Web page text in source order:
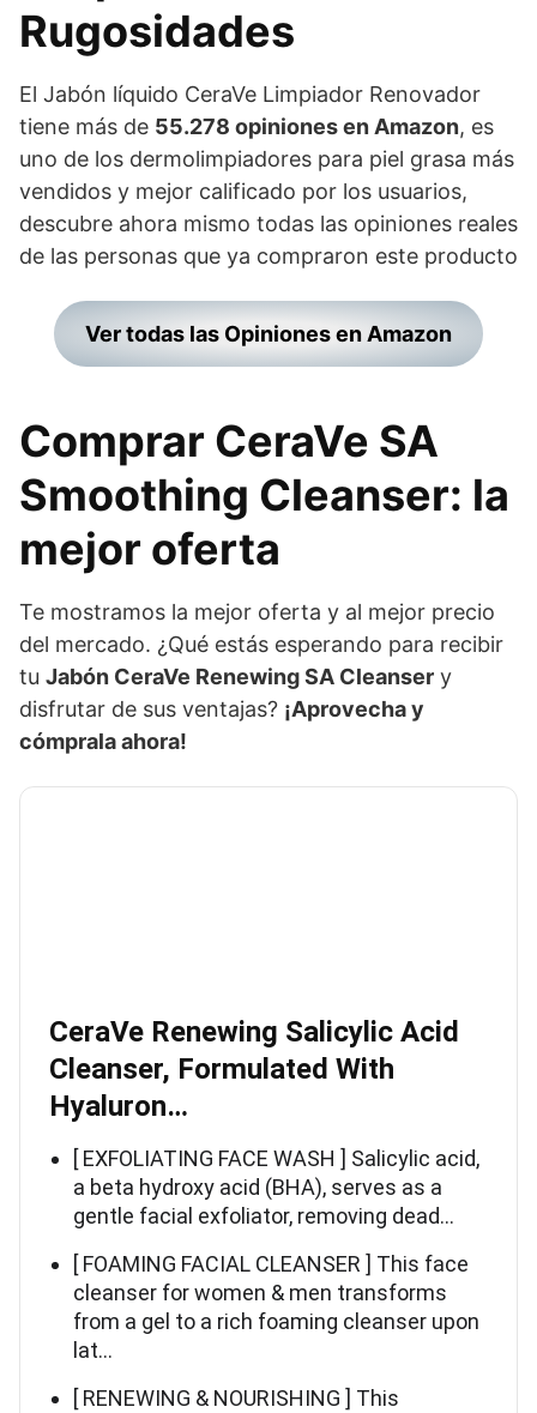
Rugosidades
El Jabón líquido CeraVe Limpiador Renovador
tiene más de 55.278 opiniones en Amazon, es
uno de los dermolimpiadores para piel grasa más
vendidos y mejor calificado por los usuarios,
descubre ahora mismo todas las opiniones reales
de las personas que ya compraron este producto
Ver todas las Opiniones en Amazon
Comprar CeraVe SA
Smoothing Cleanser: la
mejor oferta
Te mostramos la mejor oferta y al mejor precio
del mercado. ¿Qué estás esperando para recibir
tu Jabón CeraVe Renewing SA Cleanser y
disfrutar de sus ventajas? ¡Aprovecha y
cómprala ahora!
CeraVe Renewing Salicylic Acid
Cleanser, Formulated With
Hyaluron…
[ EXFOLIATING FACE WASH ] Salicylic acid,
a beta hydroxy acid (BHA), serves as a
gentle facial exfoliator, removing dead…
[ FOAMING FACIAL CLEANSER ] This face
cleanser for women & men transforms
from a gel to a rich foaming cleanser upon
lat…
[ RENEWING & NOURISHING ] This